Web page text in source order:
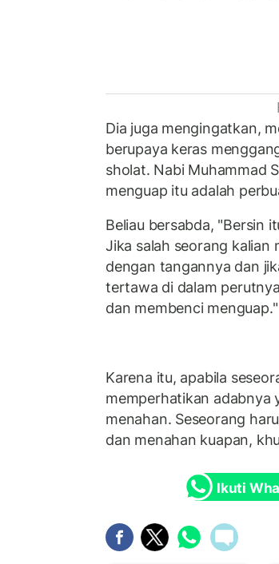
Dia juga mengingatkan,
berupaya keras
sholat. Nabi Muhammad
menguap itu adalah
Beliau bersabda, "Bersin
Jika salah seorang kalian
dengan tangannya dan
tertawa di dalam
dan membenci menguap."
Karena itu, apabila
memperhatikan adabnya
menahan. Seseorang
dan menahan kuapan,
Ikuti